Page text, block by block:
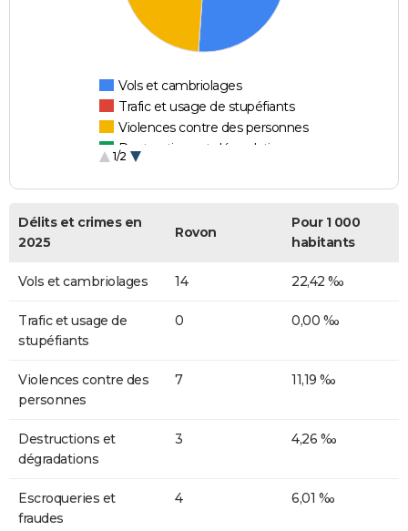
Vols et cambriolages
Trafic et usage de stupéfiants
Violences contre des personnes
Destructions et dégradations
1/2
Délits et crimes en
2025
Rovon
Pour 1 000
habitants
Vols et cambriolages 14 22,42 ‰
Trafic et usage de
stupéfiants
0 0,00 ‰
Violences contre des
personnes
7 11,19 ‰
Destructions et
dégradations
3 4,26 ‰
Escroqueries et
fraudes
4 6,01 ‰